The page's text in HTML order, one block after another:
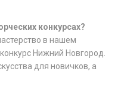
конкурсах?
в нашем
Нижний Новгород.
для новичков, а